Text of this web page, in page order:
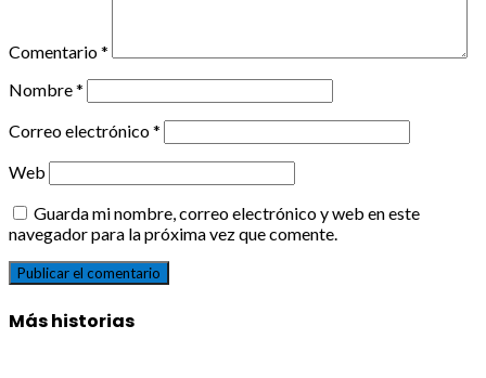
Comentario*
Nombre*
Correo electrónico*
Web
Guarda mi nombre, correo electrónico y web en este
navegador para la próxima vez que comente.
Más historias